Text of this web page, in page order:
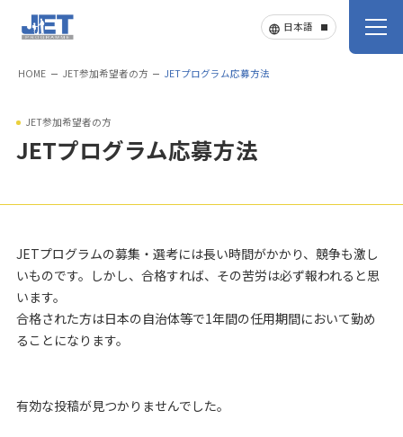
HOME JET参加希望者の方 JETプログラム応募方法
JET参加希望者の方
JETプログラム応募方法
JETプログラムの募集・選考には長い時間がかかり、競争も激し
いものです。しかし、合格すれば、その苦労は必ず報われると思
います。
合格された方は日本の自治体等で1年間の任用期間において勤め
ることになります。
有効な投稿が見つかりませんでした。